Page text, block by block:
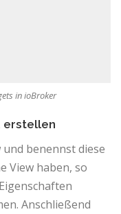
in ioBroker
erstellen
benennst diese
View haben, so
Anschließend